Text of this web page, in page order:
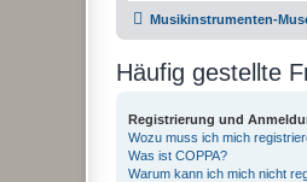
Musikinstrumenten-
Häufig gestellte
Registrierung und
Wozu muss ich mich
Was ist COPPA?
Warum kann ich mich nicht